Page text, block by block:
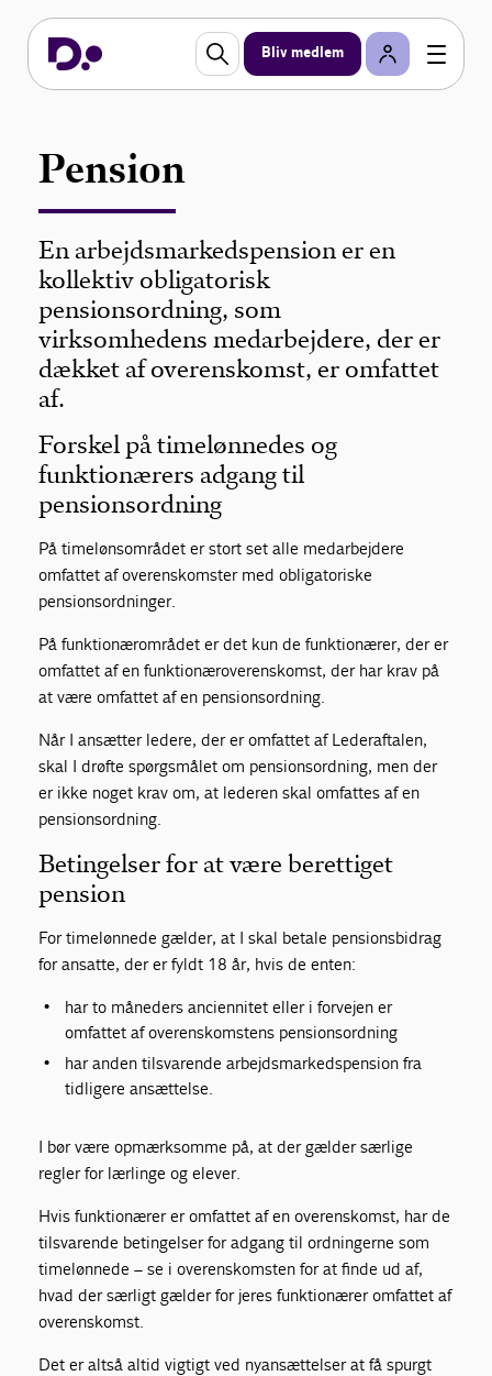
Bliv medlem
Pension
En arbejdsmarkedspension er en
kollektiv obligatorisk
pensionsordning, som
virksomhedens medarbejdere, der er
dækket af overenskomst, er omfattet
af.
Forskel på timelønnedes og
funktionærers adgang til
pensionsordning
På timelønsområdet er stort set alle medarbejdere
omfattet af overenskomster med obligatoriske
pensionsordninger.
På funktionærområdet er det kun de funktionærer, der er
omfattet af en funktionæroverenskomst, der har krav på
at være omfattet af en pensionsordning.
Når I ansætter ledere, der er omfattet af Lederaftalen,
skal I drøfte spørgsmålet om pensionsordning, men der
er ikke noget krav om, at lederen skal omfattes af en
pensionsordning.
Betingelser for at være berettiget
pension
For timelønnede gælder, at I skal betale pensionsbidrag
for ansatte, der er fyldt 18 år, hvis de enten:
har to måneders anciennitet eller i forvejen er
omfattet af overenskomstens pensionsordning
har anden tilsvarende arbejdsmarkedspension fra
tidligere ansættelse.
I bør være opmærksomme på, at der gælder særlige
regler for lærlinge og elever.
Hvis funktionærer er omfattet af en overenskomst, har de
tilsvarende betingelser for adgang til ordningerne som
timelønnede – se i overenskomsten for at finde ud af,
hvad der særligt gælder for jeres funktionærer omfattet af
overenskomst.
Det er altså altid vigtigt ved nyansættelser at få spurgt